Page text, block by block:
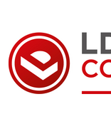
Navigation